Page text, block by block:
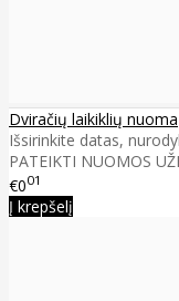
Dviračių laikiklių nuoma
Išsirinkite datas,
PATEIKTI NUOMOS
€001
Į krepšelį